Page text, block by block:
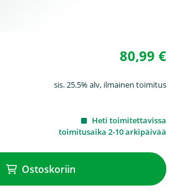
80,99 €
sis. 25.5% alv, ilmainen toimitus
Heti toimitettavissa
toimitusaika 2-10 arkipäivää
Ostoskoriin